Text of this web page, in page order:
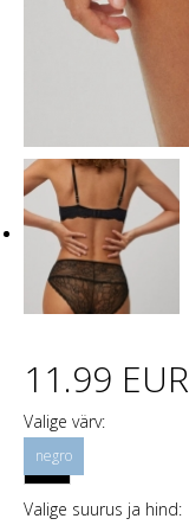
11.99 EUR
Valige värv:
Valige suurus ja hind: